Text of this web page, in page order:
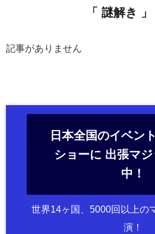
「 謎解き
記事がありません
日本全国のイベン
ショーに 出張マ
中！
世界14ヶ国、5000回以上の
演！